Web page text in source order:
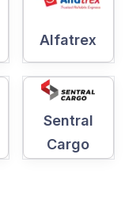
Alfatrex
Sentral
Cargo